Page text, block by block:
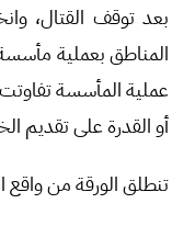
المناطق بعملية
عملية المأسسة
أو القدرة على تقديم
تنطلق الورقة من واقع